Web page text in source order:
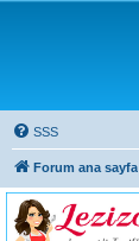
SSS
Forum ana sayfa